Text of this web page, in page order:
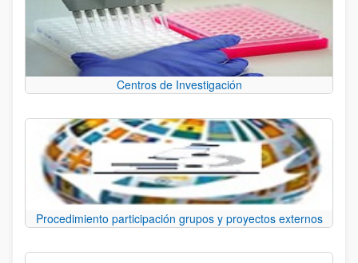
Centros de Investigación
Procedimiento participación grupos y proyectos externos